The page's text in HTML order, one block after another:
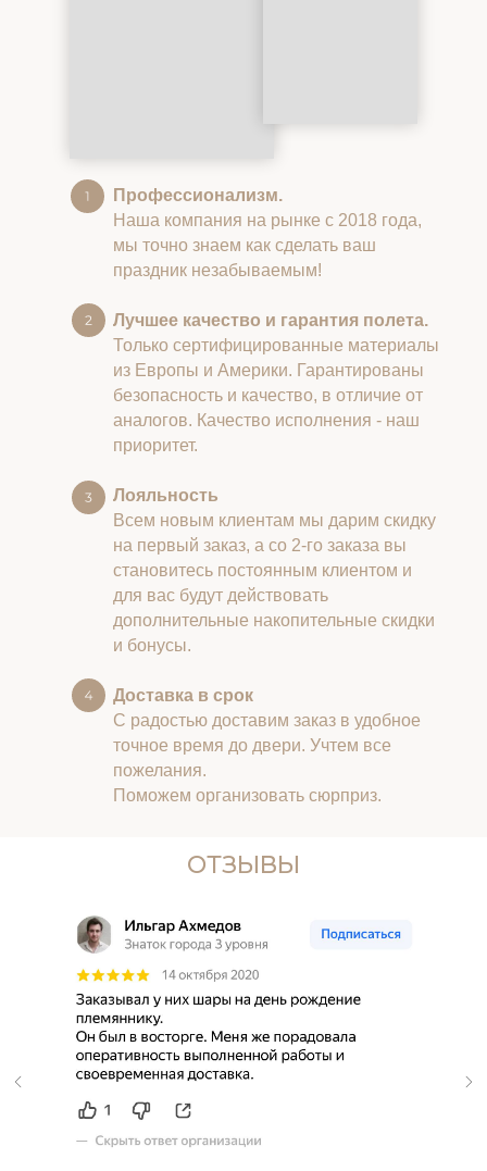
Профессионализм.
Наша компания на рынке с 2018 года,
мы точно знаем как сделать ваш
праздник незабываемым!
Лучшее качество и гарантия полета.
Только сертифицированные материалы
из Европы и Америки. Гарантированы
безопасность и качество, в отличие от
аналогов. Качество исполнения - наш
приоритет.
Лояльность
Всем новым клиентам мы дарим скидку
на первый заказ, а со 2-го заказа вы
становитесь постоянным клиентом и
для вас будут действовать
дополнительные накопительные скидки
и бонусы.
Доставка в срок
С радостью доставим заказ в удобное
точное время до двери. Учтем все
пожелания.
Поможем организовать сюрприз.
ОТЗЫВЫ